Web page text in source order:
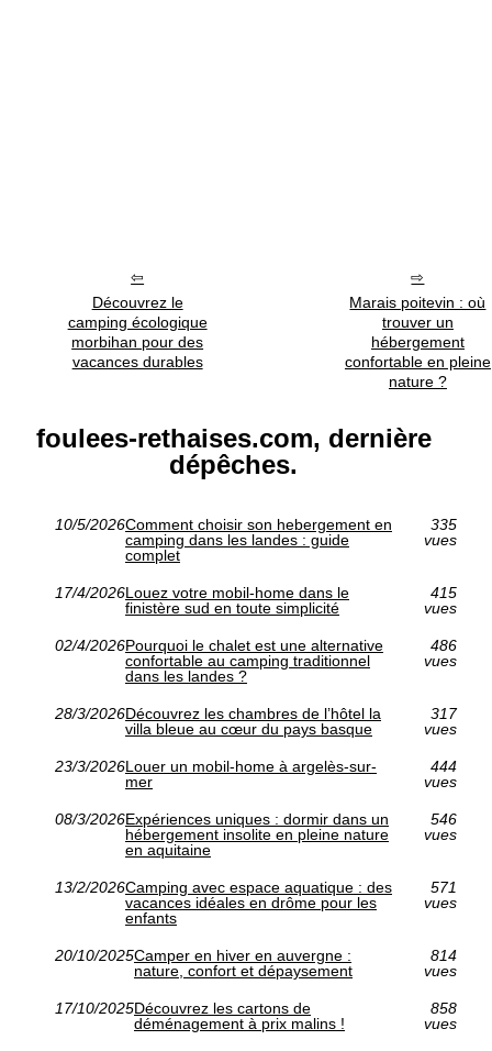
Découvrez le
camping écologique
morbihan pour des
vacances durables
Marais poitevin : où
trouver un
hébergement
confortable en pleine
nature ?
foulees-rethaises.com, dernière
dépêches.
10/5/2026Comment choisir son hebergement en
camping dans les landes : guide
complet
335
vues
17/4/2026Louez votre mobil-home dans le
finistère sud en toute simplicité
415
vues
02/4/2026Pourquoi le chalet est une alternative
confortable au camping traditionnel
dans les landes ?
486
vues
28/3/2026Découvrez les chambres de l’hôtel la
villa bleue au cœur du pays basque
317
vues
23/3/2026Louer un mobil-home à argelès-sur-
mer
444
vues
08/3/2026Expériences uniques : dormir dans un
hébergement insolite en pleine nature
en aquitaine
546
vues
13/2/2026Camping avec espace aquatique : des
vacances idéales en drôme pour les
enfants
571
vues
20/10/2025Camper en hiver en auvergne :
nature, confort et dépaysement
814
vues
17/10/2025Découvrez les cartons de
déménagement à prix malins !
858
vues